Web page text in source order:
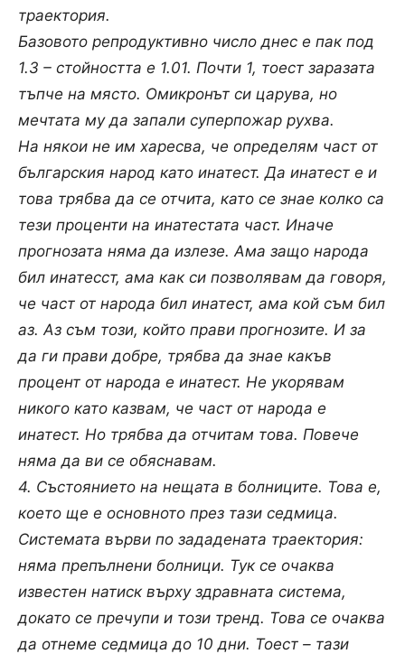
траектория.
Базовото репродуктивно число днес е пак под
1.3 – стойността е 1.01. Почти 1, тоест заразата
тъпче на място. Омикронът си царува, но
мечтата му да запали суперпожар рухва.
На някои не им харесва, че определям част от
българския народ като инатест. Да инатест е и
това трябва да се отчита, като се знае колко са
тези проценти на инатестата част. Иначе
прогнозата няма да излезе. Ама защо народа
бил инатесст, ама как си позволявам да говоря,
че част от народа бил инатест, ама кой съм бил
аз. Аз съм този, който прави прогнозите. И за
да ги прави добре, трябва да знае какъв
процент от народа е инатест. Не укорявам
никого като казвам, че част от народа е
инатест. Но трябва да отчитам това. Повече
няма да ви се обяснавам.
4. Състоянието на нещата в болниците. Това е,
което ще е основното през тази седмица.
Системата върви по зададената траектория:
няма препълнени болници. Тук се очаква
известен натиск върху здравната система,
докато се пречупи и този тренд. Това се очаква
да отнеме седмица до 10 дни. Тоест – тази